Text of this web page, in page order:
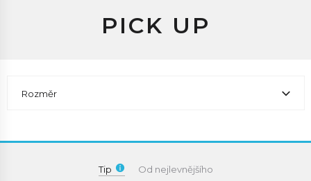
PICK UP
Rozměr
Tip Od nejlevnějšího